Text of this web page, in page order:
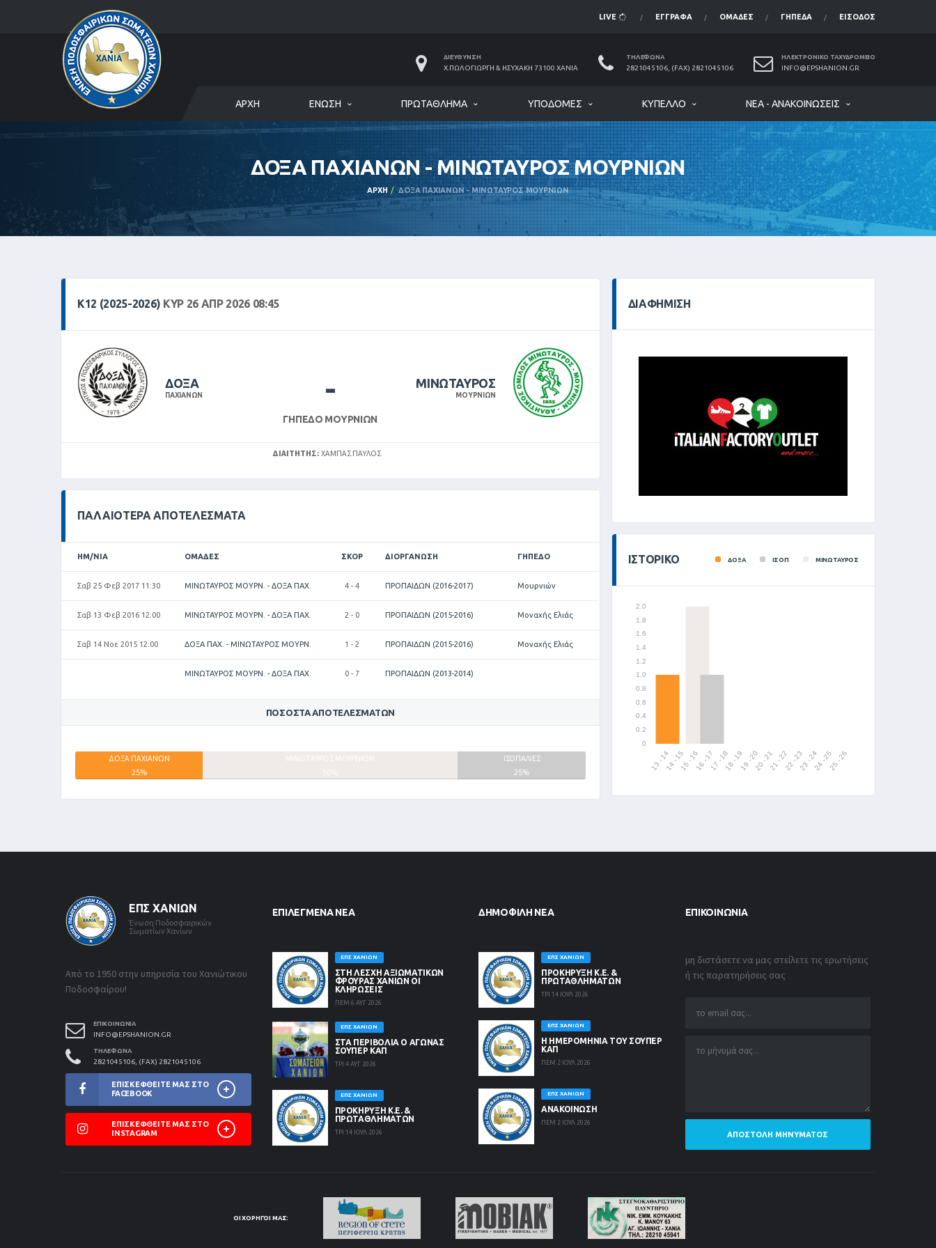
LIVE ΈΓΓΡΑΦΑ ΟΜΆΔΕΣ ΓΉΠΕΔΑ ΕΊΣΟΔΟΣ
ΔΙΕΎΘΥΝΣΗ
Χ.ΠΩΛΟΓΙΏΡΓΗ & ΗΣΥΧΆΚΗ 73100 ΧΑΝΙΆ
ΤΗΛΈΦΩΝΑ
2821045106, (FAX) 2821045106
ΗΛΕΚΤΡΟΝΙΚΌ ΤΑΧΥΔΡΟΜΕΊΟ
INFO@EPSHANION.GR
ΑΡΧΉ ΈΝΩΣΗ ΠΡΩΤΆΘΛΗΜΑ ΥΠΟΔΟΜΈΣ ΚΎΠΕΛΛΟ ΝΈΑ - ΑΝΑΚΟΙΝΏΣΕΙΣ
ΔΟΞΑ ΠΑΧΙΑΝΩΝ - ΜΙΝΩΤΑΥΡΟΣ ΜΟΥΡΝΙΩΝ
ΑΡΧΉ ΔΟΞΑ ΠΑΧΙΑΝΩΝ - ΜΙΝΩΤΑΥΡΟΣ ΜΟΥΡΝΙΩΝ
Κ12 (2025-2026) ΚΥΡ 26 ΑΠΡ 2026 08:45
ΔΟΞΑ
ΠΑΧΙΑΝΩΝ -
ΓΉΠΕΔΟ ΜΟΥΡΝΙΏΝ
ΜΙΝΩΤΑΥΡΟΣ
ΜΟΥΡΝΙΩΝ
ΔΙΑΙΤΗΤΉΣ: ΧΆΜΠΑΣ ΠΑΎΛΟΣ
ΠΑΛΑΙΌΤΕΡΑ ΑΠΟΤΕΛΈΣΜΑΤΑ
ΗΜ/ΝΊΑ ΟΜΆΔΕΣ ΣΚΟΡ ΔΙΟΡΓΆΝΩΣΗ ΓΉΠΕΔΟ
Σαβ 25 Φεβ 2017 11:30 ΜΙΝΩΤΑΥΡΟΣ ΜΟΥΡΝ. - ΔΟΞΑ ΠΑΧ. 4 - 4 ΠΡΟΠΑΙΔΩΝ (2016-2017) Μουρνιών
Σαβ 13 Φεβ 2016 12:00 ΜΙΝΩΤΑΥΡΟΣ ΜΟΥΡΝ. - ΔΟΞΑ ΠΑΧ. 2 - 0 ΠΡΟΠΑΙΔΩΝ (2015-2016) Μοναχής Ελιάς
Σαβ 14 Νοε 2015 12:00 ΔΟΞΑ ΠΑΧ. - ΜΙΝΩΤΑΥΡΟΣ ΜΟΥΡΝ. 1 - 2 ΠΡΟΠΑΙΔΩΝ (2015-2016) Μοναχής Ελιάς
ΜΙΝΩΤΑΥΡΟΣ ΜΟΥΡΝ. - ΔΟΞΑ ΠΑΧ. 0 - 7 ΠΡΟΠΑΙΔΩΝ (2013-2014)
ΠΟΣΟΣΤΆ ΑΠΟΤΕΛΕΣΜΆΤΩΝ
ΔΟΞΑ ΠΑΧΙΑΝΩΝ
25%
ΙΣΟΠΑΛΙΕΣ
25%
ΔΙΑΦΉΜΙΣΗ
ΙΣΤΟΡΙΚΌ ΔΟΞΑ ΙΣΟΠ ΜΙΝΩΤΑΥΡΟΣ
ΕΠΣ ΧΑΝΊΩΝ
Ένωση Ποδοσφαιρικών
Σωματίων Χανίων
Από το 1950 στην υπηρεσία του Χανιώτικου
Ποδοσφαίρου!
ΕΠΙΚΟΙΝΩΝΊΑ
INFO@EPSHANION.GR
ΤΗΛΈΦΩΝΑ
2821045106, (FAX) 2821045106
ΕΠΙΣΚΕΦΘΕΊΤΕ ΜΑΣ ΣΤΟ
FACEBOOK
ΕΠΙΣΚΕΦΘΕΊΤΕ ΜΑΣ ΣΤΟ
INSTAGRAM
ΕΠΙΛΕΓΜΈΝΑ ΝΈΑ
ΕΠΣ ΧΑΝΊΩΝ
ΣΤΗ ΛΈΣΧΗ ΑΞΙΩΜΑΤΙΚΏΝ
ΦΡΟΥΡΆΣ ΧΑΝΊΩΝ ΟΙ
ΚΛΗΡΏΣΕΙΣ
ΠΕΜ 6 ΑΥΓ 2026
ΕΠΣ ΧΑΝΊΩΝ
ΣΤΑ ΠΕΡΙΒΟΛΙΑ Ο ΑΓΩΝΑΣ
ΣΟΥΠΕΡ ΚΑΠ
ΤΡΙ 4 ΑΥΓ 2026
ΕΠΣ ΧΑΝΊΩΝ
ΠΡΟΚΗΡΥΞΗ Κ.Ε. &
ΠΡΩΤΑΘΛΗΜΑΤΩΝ
ΤΡΙ 14 ΙΟΥΛ 2026
ΔΗΜΟΦΙΛΉ ΝΈΑ
ΕΠΣ ΧΑΝΊΩΝ
ΠΡΟΚΗΡΥΞΗ Κ.Ε. &
ΠΡΩΤΑΘΛΗΜΑΤΩΝ
ΤΡΙ 14 ΙΟΥΛ 2026
ΕΠΣ ΧΑΝΊΩΝ
Η ΗΜΕΡΟΜΗΝΙΑ ΤΟΥ ΣΟΥΠΕΡ
ΚΑΠ
ΠΕΜ 2 ΙΟΥΛ 2026
ΕΠΣ ΧΑΝΊΩΝ
ΑΝΑΚΟΙΝΩΣΗ
ΠΕΜ 2 ΙΟΥΛ 2026
ΕΠΙΚΟΙΝΩΝΊΑ
μη διστάσετε να μας στείλετε τις ερωτήσεις
ή τις παρατηρήσεις σας
ΑΠΟΣΤΟΛΉ ΜΗΝΎΜΑΤΟΣ
ΟΙ ΧΟΡΗΓΟΊ ΜΑΣ: